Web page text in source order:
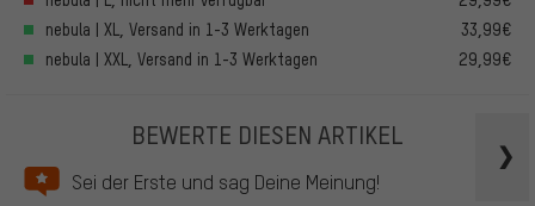
nebula | XL, Versand in 1-3 Werktagen
33,99€
nebula | XXL, Versand in 1-3 Werktagen
29,99€
BEWERTE DIESEN ARTIKEL
Sei der Erste und sag Deine Meinung!